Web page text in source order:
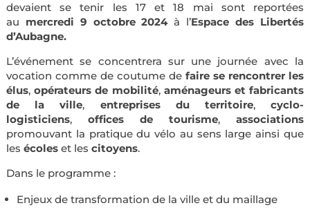
devaient se tenir les 17 et 18 mai sont reportées
au mercredi 9 octobre 2024à l’Espace des Libertés
d’Aubagne.
L’événement se concentrera sur une journée avec la
vocation comme de coutume defaire se rencontrer les
élus,opérateurs de mobilité, aménageurs et fabricants
de la ville, entreprises du territoire,cyclo-
logisticiens, offices de tourisme,associations
promouvant la pratique du vélo au sens large ainsi que
les écoleset les citoyens.
Dans le programme :
Enjeux de transformation de la ville et du maillage